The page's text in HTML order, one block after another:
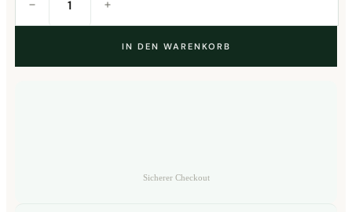
Capsule
IN DEN WARENKORB
Sicherer Checkout